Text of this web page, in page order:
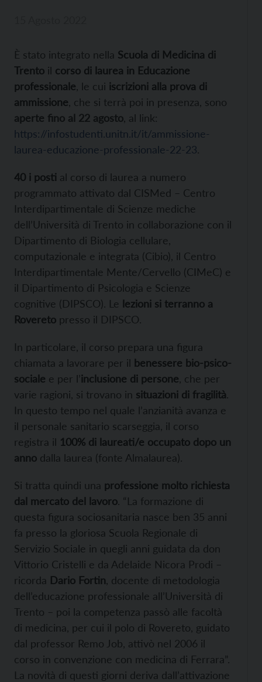
È stato integrato nella Scuola di Medicina di
Trento il corso di laurea in Educazione
professionale , le cui iscrizioni alla prova di
ammissione , che si terrà poi in presenza, sono
aperte fino al 22 agosto , al link:
https://infostudenti.unitn.it/it/ammissione-
laurea-educazione-professionale-22-23.
40 i posti al corso di laurea a numero
programmato attivato dal CISMed – Centro
Interdipartimentale di Scienze mediche
dell’Università di Trento in collaborazione con il
Dipartimento di Biologia cellulare,
computazionale e integrata (Cibio), il Centro
Interdipartimentale Mente/Cervello (CIMeC) e
il Dipartimento di Psicologia e Scienze
cognitive (DIPSCO). Le lezioni si terranno a
Rovereto presso il DIPSCO.
In particolare, il corso prepara una figura
chiamata a lavorare per il benessere bio-psico-
sociale e per l’inclusione di persone , che per
varie ragioni, si trovano in situazioni di fragilità.
In questo tempo nel quale l’anzianità avanza e
il personale sanitario scarseggia, il corso
registra il 100% di laureati/e occupato dopo un
anno dalla laurea (fonte Almalaurea).
Si tratta quindi una professione molto richiesta
dal mercato del lavoro. “La formazione di
questa figura sociosanitaria nasce ben 35 anni
fa presso la gloriosa Scuola Regionale di
Servizio Sociale in quegli anni guidata da don
Vittorio Cristelli e da Adelaide Nicora Prodi –
ricorda Dario Fortin , docente di metodologia
dell’educazione professionale all’Università di
Trento – poi la competenza passò alle facoltà
di medicina, per cui il polo di Rovereto, guidato
dal professor Remo Job, attivò nel 2006 il
corso in convenzione con medicina di Ferrara”.
La novità di questi giorni deriva dall’attivazione